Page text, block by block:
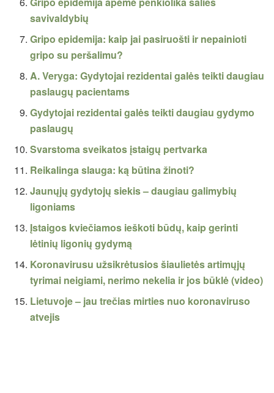
savivaldybių
Gripo epidemija: kaip jai pasiruošti ir nepainioti
gripo su peršalimu?
A. Veryga: Gydytojai rezidentai galės teikti daugiau
paslaugų pacientams
Gydytojai rezidentai galės teikti daugiau gydymo
paslaugų
Svarstoma sveikatos įstaigų pertvarka
Reikalinga slauga: ką būtina žinoti?
Jaunųjų gydytojų siekis – daugiau galimybių
ligoniams
Įstaigos kviečiamos ieškoti būdų, kaip gerinti
lėtinių ligonių gydymą
Koronavirusu užsikrėtusios šiaulietės artimųjų
tyrimai neigiami, nerimo nekelia ir jos būklė (video)
Lietuvoje – jau trečias mirties nuo koronaviruso
atvejis